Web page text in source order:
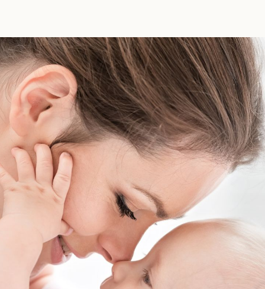
or remove this text inline or in the module Content
every aspect of this content in the module Design
CSS to this text in the module Advanced settings.